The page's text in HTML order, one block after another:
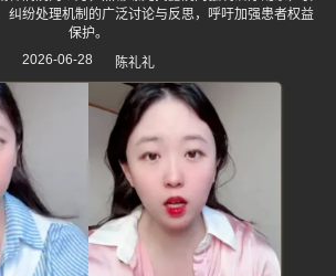
纠纷处理机制的广泛讨论与反思，呼吁加强患者权益
保护。
2026-06-28
陈礼礼